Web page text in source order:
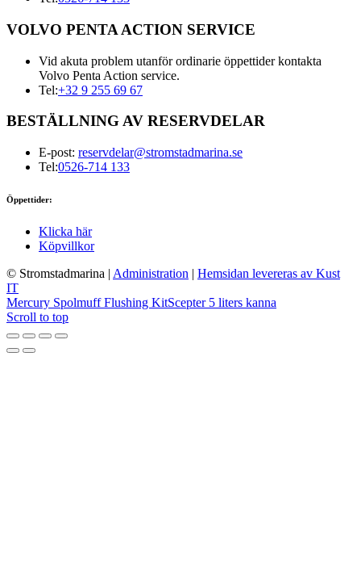
VOLVO PENTA ACTION SERVICE
Vid akuta problem utanför ordinarie öppettider kontakta
Volvo Penta Action service.
Tel:+32 9 255 69 67
BESTÄLLNING AV RESERVDELAR
E-post: reservdelar@stromstadmarina.se
Tel:0526-714 133
Öppettider:
Klicka här
Köpvillkor
© Stromstadmarina | Administration | Hemsidan levereras av Kust
IT
Mercury Spolmuff Flushing KitScepter 5 liters kanna
Scroll to top